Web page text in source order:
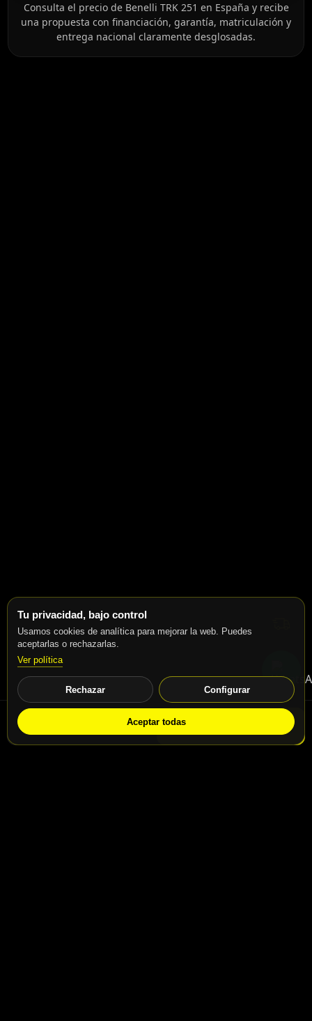
Tu privacidad, bajo control
Usamos cookies de analítica para mejorar la web. Puedes
aceptarlas o rechazarlas.
Ver política
Rechazar Configurar
Aceptar todas
Consulta el precio de Benelli TRK 251 en España y recibe
una propuesta con financiación, garantía, matriculación y
entrega nacional claramente desglosadas.